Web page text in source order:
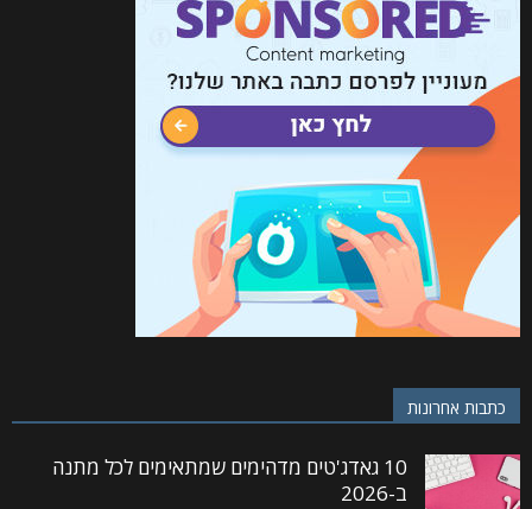
כתבות אחרונות
10 גאדג'טים מדהימים שמתאימים לכל מתנה
ב-2026